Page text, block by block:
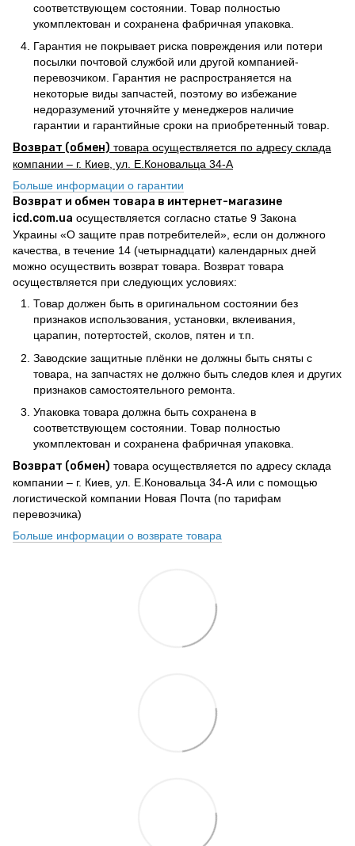
соответствующем состоянии. Товар полностью
укомплектован и сохранена фабричная упаковка.
Гарантия не покрывает риска повреждения или потери
посылки почтовой службой или другой компанией-
перевозчиком. Гарантия не распространяется на
некоторые виды запчастей, поэтому во избежание
недоразумений уточняйте у менеджеров наличие
гарантии и гарантийные сроки на приобретенный товар.
Возврат (обмен) товара осуществляется по адресу склада
компании – г. Киев, ул. Е.Коновальца 34-А
Больше информации о гарантии
Возврат и обмен товара в интернет-магазине
icd.com.ua осуществляется согласно статье 9 Закона
Украины «О защите прав потребителей», если он должного
качества, в течение 14 (четырнадцати) календарных дней
можно осуществить возврат товара. Возврат товара
осуществляется при следующих условиях:
Товар должен быть в оригинальном состоянии без
признаков использования, установки, вклеивания,
царапин, потертостей, сколов, пятен и т.п.
Заводские защитные плёнки не должны быть сняты с
товара, на запчастях не должно быть следов клея и других
признаков самостоятельного ремонта.
Упаковка товара должна быть сохранена в
соответствующем состоянии. Товар полностью
укомплектован и сохранена фабричная упаковка.
Возврат (обмен) товара осуществляется по адресу склада
компании – г. Киев, ул. Е.Коновальца 34-А или с помощью
логистической компании Новая Почта (по тарифам
перевозчика)
Больше информации о возврате товара